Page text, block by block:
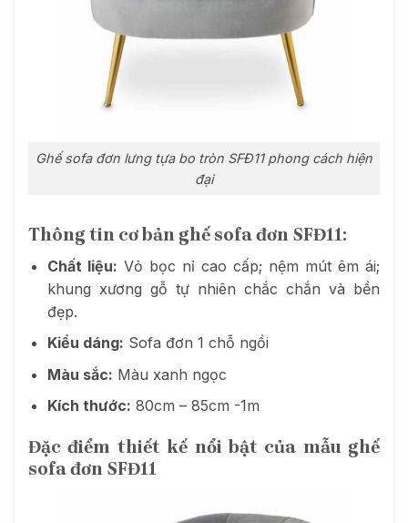
Ghế sofa đơn lưng tựa bo tròn SFĐ11 phong cách hiện
đại
Thông tin cơ bản ghế sofa đơn SFĐ11:
Chất liệu: Vỏ bọc nỉ cao cấp; nệm mút êm ái;
khung xương gỗ tự nhiên chắc chắn và bền
đẹp.
Kiểu dáng: Sofa đơn 1 chỗ ngồi
Màu sắc: Màu xanh ngọc
Kích thước: 80cm – 85cm -1m
Đặc điểm thiết kế nổi bật của mẫu ghế
sofa đơn SFĐ11